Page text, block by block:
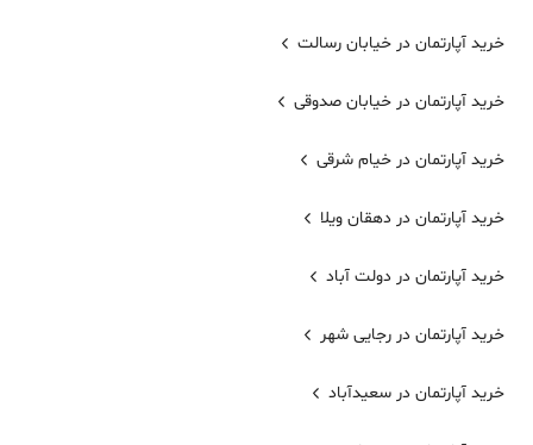
خرید آپارتمان در خیابان رسالت
خرید آپارتمان در خیابان صدوقی
خرید آپارتمان در خیام شرقی
خرید آپارتمان در دهقان ویلا
خرید آپارتمان در دولت آباد
خرید آپارتمان در رجایی شهر
خرید آپارتمان در سعیدآباد